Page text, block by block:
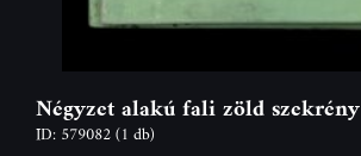
Négyzet alakú fali zöld szekrény
ID: 579082(1 db)